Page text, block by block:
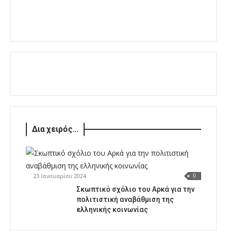
Δια χειρός...
23 Ιανουαρίου 2024 0
Σκωπτικό σχόλιο του Αρκά για την
πολιτιστική αναβάθμιση της
ελληνικής κοινωνίας